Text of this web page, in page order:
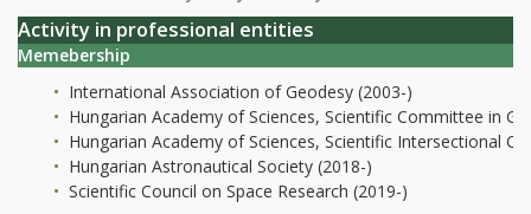
Activity in professional entities
Memebership
International Association of Geodesy (2003-)
Hungarian Academy of Sciences, Scientific Committee in
Hungarian Academy of Sciences, Scientific Intersectional
Hungarian Astronautical Society (2018-)
Scientific Council on Space Research (2019-)